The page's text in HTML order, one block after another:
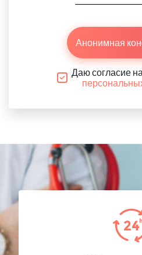
Анонимная
Даю согласие